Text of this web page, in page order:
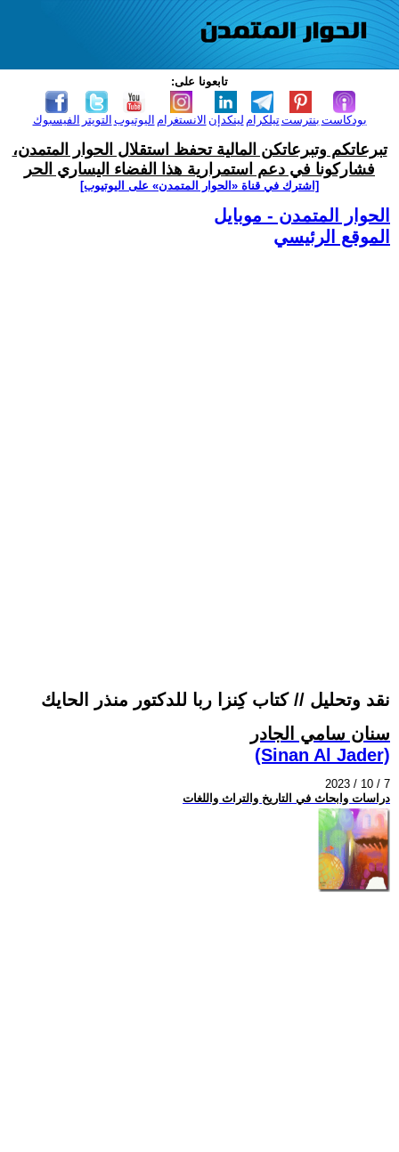
تابعونا على:
الفيسبوك التويتر اليوتيوب الانستغرام لينكدإن تيلكرامبنترست بودكاست
تبرعاتكم وتبرعاتكن المالية تحفظ استقلال الحوار المتمدن،
فشاركونا في دعم استمرارية هذا الفضاء اليساري الحر
[اشترك في قناة ‫«الحوار المتمدن» على اليوتيوب]
الحوار المتمدن - موبايل
الموقع الرئيسي
نقد وتحليل // كتاب كِنزا ربا للدكتور منذر الحايك
سنان سامي الجادر
(Sinan Al Jader)
2023 / 10 / 7
دراسات وابحاث في التاريخ والتراث واللغات